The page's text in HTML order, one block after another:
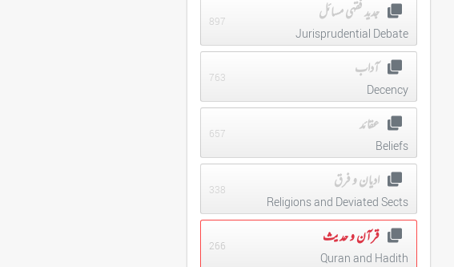
جدید فقہی مسائل
Jurisprudential Debate
897
آداب
Decency
763
عقائد
Beliefs
657
ادیان و فرق
Religions and Deviated Sects
338
قرآن و حدیث
Quran and Hadith
266